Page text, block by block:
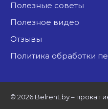
Полезные советы
Полезное видео
Отзывы
Политика обработки
© 2026 Belrent.by – прокат